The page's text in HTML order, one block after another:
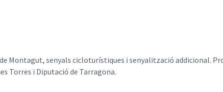
Montagut, senyals cicloturístiques i senyalització addicional.
Torres i Diputació de Tarragona.